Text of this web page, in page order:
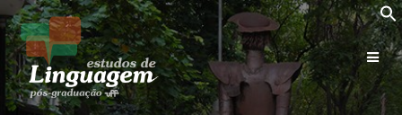
Skip
to
content